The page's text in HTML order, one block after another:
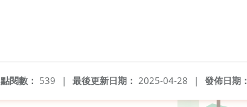
發佈日期：
最後更新日期： 2025-04-28 |
點閱數： 539 |